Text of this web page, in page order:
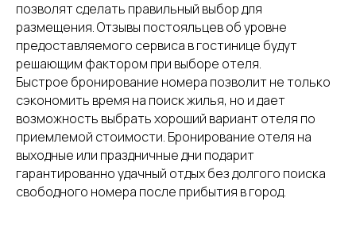
позволят сделать правильный выбор для
размещения. Отзывы постояльцев об уровне
предоставляемого сервиса в гостинице будут
решающим фактором при выборе отеля.
Быстрое бронирование номера позволит не только
сэкономить время на поиск жилья, но и дает
возможность выбрать хороший вариант отеля по
приемлемой стоимости. Бронирование отеля на
выходные или праздничные дни подарит
гарантированно удачный отдых без долгого поиска
свободного номера после прибытия в город.